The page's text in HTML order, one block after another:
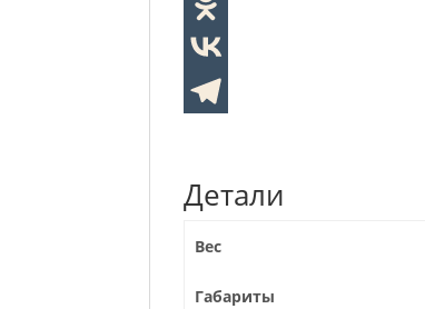
Детали
Вес
Габариты